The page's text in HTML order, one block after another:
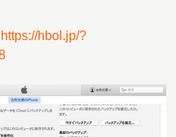
hbol.jp/?